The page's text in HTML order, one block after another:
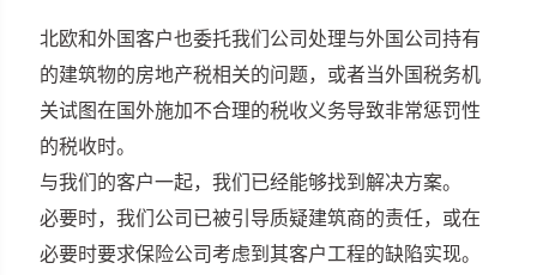
北欧和外国客户也委托我们公司处理与外国公司持有
的建筑物的房地产税相关的问题，或者当外国税务机
关试图在国外施加不合理的税收义务导致非常惩罚性
的税收时。
与我们的客户一起，我们已经能够找到解决方案。
必要时，我们公司已被引导质疑建筑商的责任，或在
必要时要求保险公司考虑到其客户工程的缺陷实现。